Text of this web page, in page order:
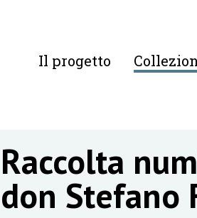
Il progetto
Raccolta
don Stefano